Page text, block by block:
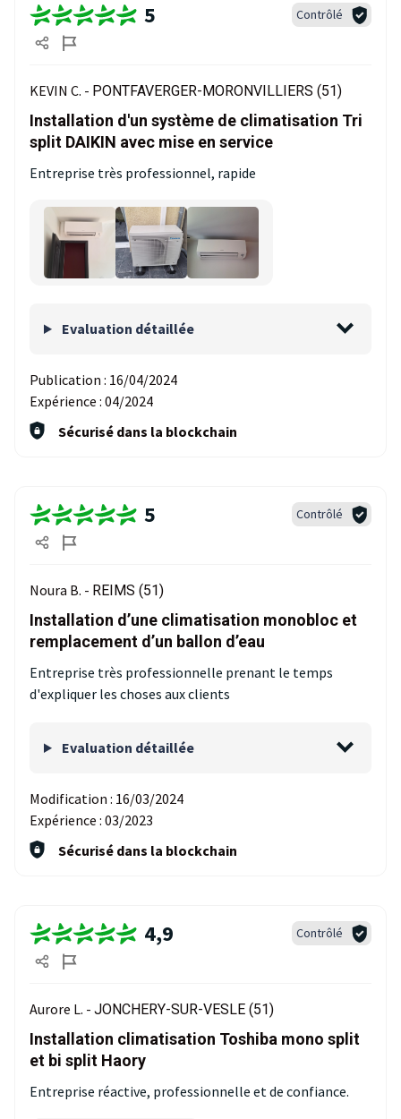
5 Contrôlé
KEVIN C. - PONTFAVERGER-MORONVILLIERS (51)
Installation d'un système de climatisation Tri
split DAIKIN avec mise en service
Entreprise très professionnel, rapide
Evaluation détaillée
Publication : 16/04/2024
Expérience : 04/2024
Sécurisé dans la blockchain
5 Contrôlé
Noura B. - REIMS (51)
Installation d’une climatisation monobloc et
remplacement d’un ballon d’eau
Entreprise très professionnelle prenant le temps
d'expliquer les choses aux clients
Evaluation détaillée
Modification : 16/03/2024
Expérience : 03/2023
Sécurisé dans la blockchain
4,9 Contrôlé
Aurore L. - JONCHERY-SUR-VESLE (51)
Installation climatisation Toshiba mono split
et bi split Haory
Entreprise réactive, professionnelle et de confiance.